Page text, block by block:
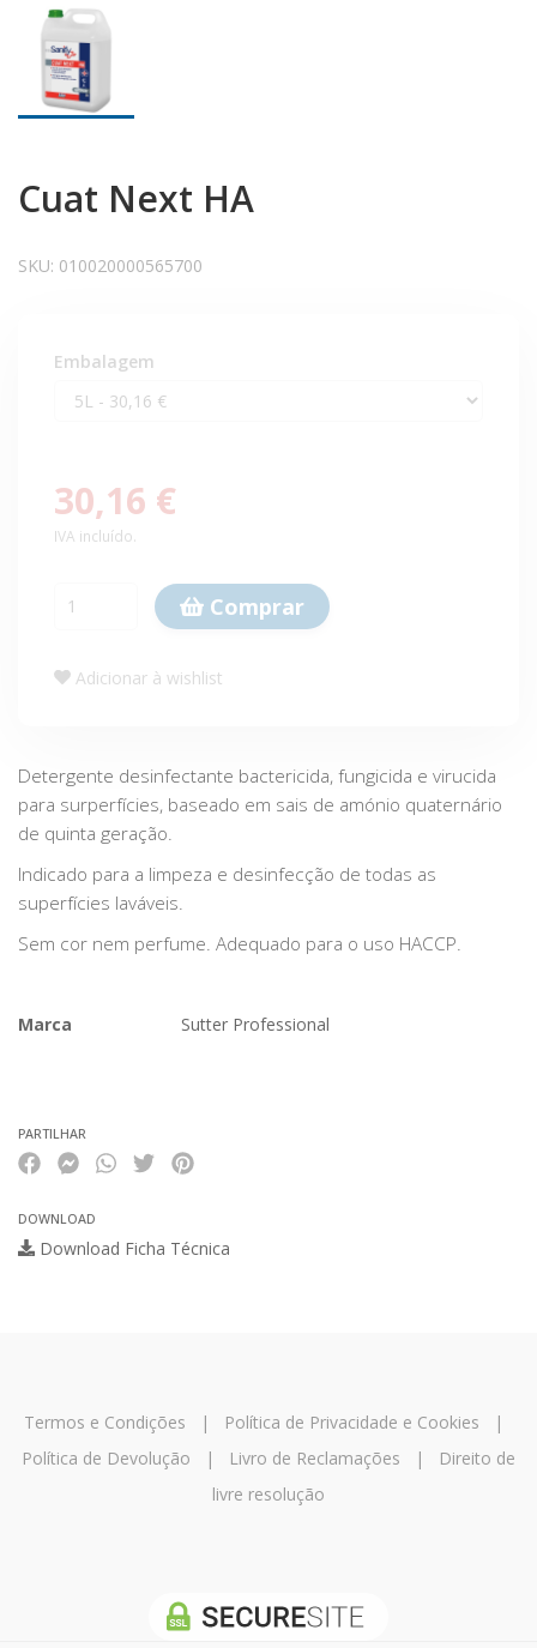
Cuat Next HA
SKU: 010020000565700
Embalagem
30,16 €
IVA incluído.
Comprar
Adicionar à wishlist
Detergente desinfectante bactericida, fungicida e virucida
para surperfícies, baseado em sais de amónio quaternário
de quinta geração.
Indicado para a limpeza e desinfecção de todas as
superfícies laváveis.
Sem cor nem perfume. Adequado para o uso HACCP.
Marca
Sutter Professional
PARTILHAR
DOWNLOAD
Download Ficha Técnica
Termos e Condições | Política de Privacidade e Cookies |
Política de Devolução | Livro de Reclamações |
Direito de
livre resolução